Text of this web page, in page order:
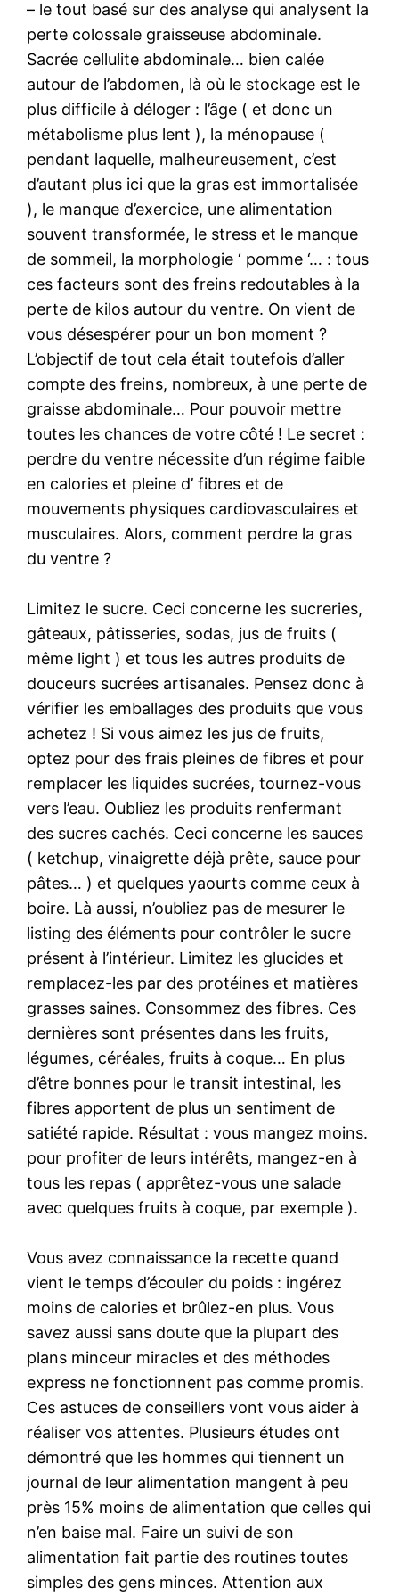
– le tout basé sur des analyse qui analysent la
perte colossale graisseuse abdominale.
Sacrée cellulite abdominale… bien calée
autour de l’abdomen, là où le stockage est le
plus difficile à déloger : l’âge ( et donc un
métabolisme plus lent ), la ménopause (
pendant laquelle, malheureusement, c’est
d’autant plus ici que la gras est immortalisée
), le manque d’exercice, une alimentation
souvent transformée, le stress et le manque
de sommeil, la morphologie ‘ pomme ‘… : tous
ces facteurs sont des freins redoutables à la
perte de kilos autour du ventre. On vient de
vous désespérer pour un bon moment ?
L’objectif de tout cela était toutefois d’aller
compte des freins, nombreux, à une perte de
graisse abdominale… Pour pouvoir mettre
toutes les chances de votre côté ! Le secret :
perdre du ventre nécessite d’un régime faible
en calories et pleine d’ fibres et de
mouvements physiques cardiovasculaires et
musculaires. Alors, comment perdre la gras
du ventre ?
Limitez le sucre. Ceci concerne les sucreries,
gâteaux, pâtisseries, sodas, jus de fruits (
même light ) et tous les autres produits de
douceurs sucrées artisanales. Pensez donc à
vérifier les emballages des produits que vous
achetez ! Si vous aimez les jus de fruits,
optez pour des frais pleines de fibres et pour
remplacer les liquides sucrées, tournez-vous
vers l’eau. Oubliez les produits renfermant
des sucres cachés. Ceci concerne les sauces
( ketchup, vinaigrette déjà prête, sauce pour
pâtes… ) et quelques yaourts comme ceux à
boire. Là aussi, n’oubliez pas de mesurer le
listing des éléments pour contrôler le sucre
présent à l’intérieur. Limitez les glucides et
remplacez-les par des protéines et matières
grasses saines. Consommez des fibres. Ces
dernières sont présentes dans les fruits,
légumes, céréales, fruits à coque… En plus
d’être bonnes pour le transit intestinal, les
fibres apportent de plus un sentiment de
satiété rapide. Résultat : vous mangez moins.
pour profiter de leurs intérêts, mangez-en à
tous les repas ( apprêtez-vous une salade
avec quelques fruits à coque, par exemple ).
Vous avez connaissance la recette quand
vient le temps d’écouler du poids : ingérez
moins de calories et brûlez-en plus. Vous
savez aussi sans doute que la plupart des
plans minceur miracles et des méthodes
express ne fonctionnent pas comme promis.
Ces astuces de conseillers vont vous aider à
réaliser vos attentes. Plusieurs études ont
démontré que les hommes qui tiennent un
journal de leur alimentation mangent à peu
près 15% moins de alimentation que celles qui
n’en baise mal. Faire un suivi de son
alimentation fait partie des routines toutes
simples des gens minces. Attention aux